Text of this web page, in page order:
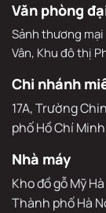
Chính sách
Văn phòng
Sảnh thương
Vân, Khu đô thị
Chi nhánh
17A, Trường
phố Hồ Chí Minh